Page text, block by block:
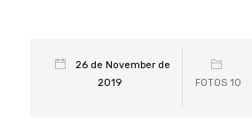
26 de November de
2019
FOTOS 10